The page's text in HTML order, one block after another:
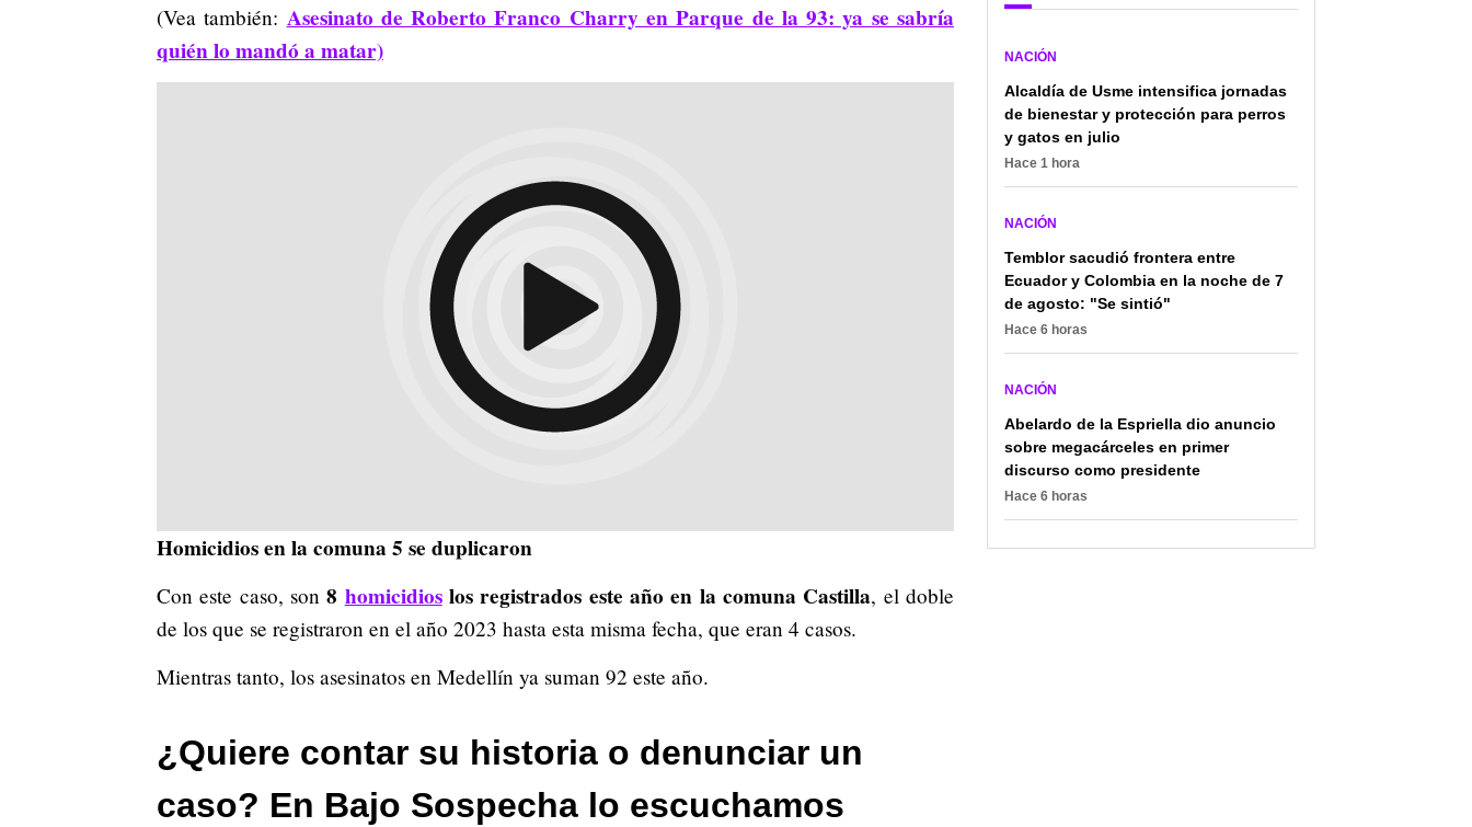
(Vea también: Asesinato de Roberto Franco Charry en Parque de la 93: ya se sabría
quién lo mandó a matar)
Homicidios en la comuna 5 se duplicaron
Con este caso, son8 homicidioslos registrados este año en la comuna Castilla, el doble
de los que se registraron en el año 2023 hasta esta misma fecha, que eran 4 casos.
Mientras tanto, los asesinatos en Medellín ya suman 92 este año.
¿Quiere contar su historia o denunciar un
caso? En Bajo Sospecha lo escuchamos
NACIÓN
Alcaldía de Usme intensifica jornadas
de bienestar y protección para perros
y gatos en julio
Hace 1 hora
NACIÓN
Temblor sacudió frontera entre
Ecuador y Colombia en la noche de 7
de agosto: "Se sintió"
Hace 6 horas
NACIÓN
Abelardo de la Espriella dio anuncio
sobre megacárceles en primer
discurso como presidente
Hace 6 horas